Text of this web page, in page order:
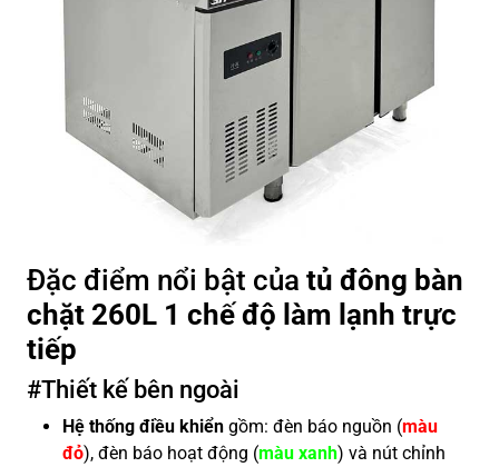
Đặc điểm nổi bật của tủ đông bàn
chặt 260L 1 chế độ làm lạnh trực
tiếp
#Thiết kế bên ngoài
Hệ thống điều khiển gồm: đèn báo nguồn (màu
đỏ), đèn báo hoạt động (màu xanh) và nút chỉnh